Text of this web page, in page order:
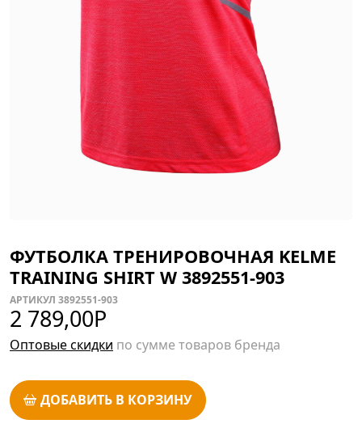
ФУТБОЛКА ТРЕНИРОВОЧНАЯ KELME
TRAINING SHIRT W 3892551-903
АРТИКУЛ 3892551-903
2 789,00Р
Оптовые скидки по сумме товаров бренда
ДОБАВИТЬ В КОРЗИНУ